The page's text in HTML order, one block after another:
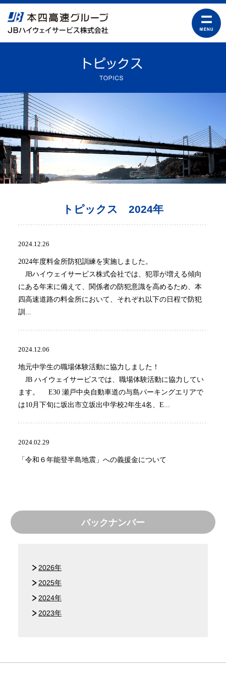
トピックス 2024年
2024.12.26
2024年度料金所防犯訓練を実施しました。
JBハイウェイサービス株式会社では、犯罪が増える傾向
にある年末に備えて、関係者の防犯意識を高めるため、本
四高速道路の料金所において、それぞれ以下の日程で防犯
訓...
2024.12.06
地元中学生の職場体験活動に協力しました！
JB ハイウェイサービスでは、職場体験活動に協力してい
ます。 E30 瀬戸中央自動車道の与島パーキングエリアで
は10月下旬に坂出市立坂出中学校2年生4名、E...
2024.02.29
「令和６年能登半島地震」への義援金について
バックナンバー
2026年
2025年
2024年
2023年